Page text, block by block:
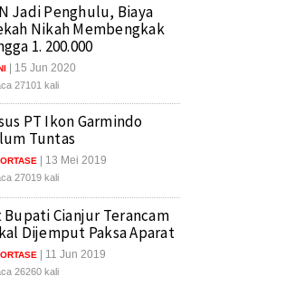
Jadi Penghulu, Biaya
Nikah Membengkak
1. 200.000
| 15 Jun 2020
27101 kali
PT Ikon Garmindo
Tuntas
| 13 Mei 2019
27019 kali
Cianjur Terancam
Dijemput Paksa Aparat
| 11 Jun 2019
26260 kali